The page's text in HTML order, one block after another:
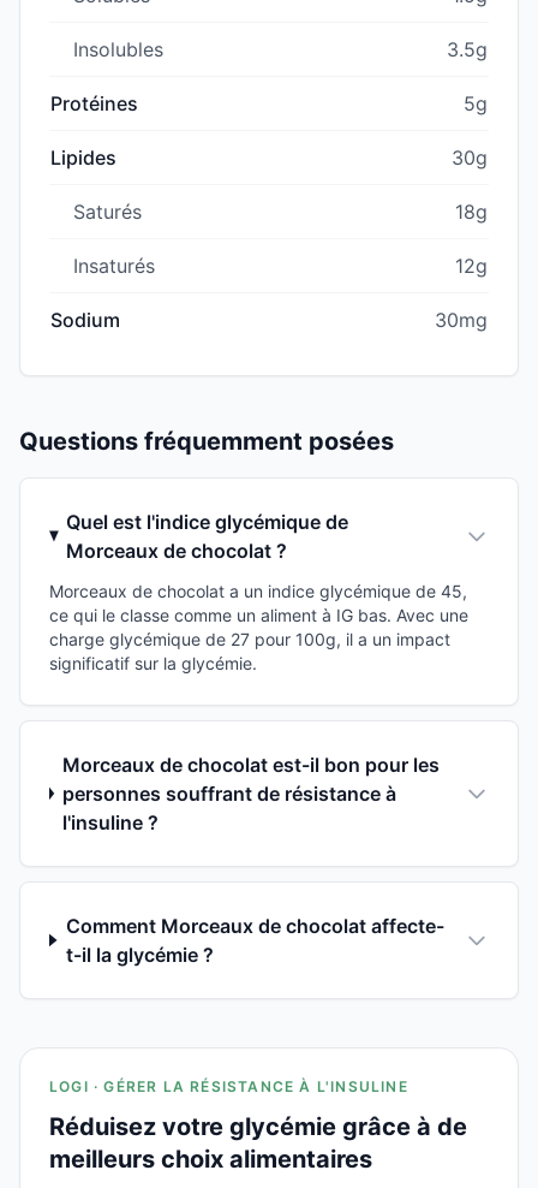
Insolubles 3.5g
Protéines 5g
Lipides 30g
Saturés 18g
Insaturés 12g
Sodium 30mg
Questions fréquemment posées
Quel est l'indice glycémique de
Morceaux de chocolat ?
Morceaux de chocolat a un indice glycémique de 45,
ce qui le classe comme un aliment à IG bas. Avec une
charge glycémique de 27 pour 100g, il a un impact
significatif sur la glycémie.
Morceaux de chocolat est-il bon pour les
personnes souffrant de résistance à
l'insuline ?
Comment Morceaux de chocolat affecte-
t-il la glycémie ?
LOGI · GÉRER LA RÉSISTANCE À L'INSULINE
Réduisez votre glycémie grâce à de
meilleurs choix alimentaires